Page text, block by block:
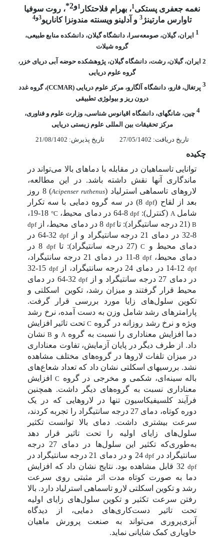
نغمه جعفری پستکی1، بهرام فلاحتکار 1و2
*، روت سوفیا
تاوارس مارتینژ 3 و آدلینو ویسنته مندونزا کاناریو3و4
1 ایران، گیلان، صومعه‌سرا، دانشگاه گیلان، دانشکده منابع طبیعی،
گروه شیلات
2 ایران، گیلان، رشت، دانشگاه گیلان، پژوهشکده حوضه آبی دریای خزر،
گروه علوم دریایی
3 پرتغال، فارو، دانشگاه آلگارو، مرکز علوم دریایی (CCMAR)، گروه غدد
درون ریز و بیولوژی تطبیقی
4 چین، شانگهای، دانشگاه اقیانوس شناسی، وزارت علوم و فناوری،
مرکز تحقیقات بین المللی علوم زیستی دریایی
تاریخ دریافت: 27/05/1402
تاریخ پذیرش: 21/08/1402
چکیده
توانایی تاسماهیان در مقابله با دماهای بالا می‌تواند در
ماندگاری آنها نقش داشته باشد. در این مطالعه،
لاروهای تاسماهی استرلیاد (Acipenser ruthenus
) 8 روز
بعد از لقاح (dpf
8) در سه گروه دمایی با سه تکرار
شامل A (کنترل):dpf8-64 در دمای محیط، °C 18-19،
B
(21 درجه سانتیگراد): تا dpf 8 در دمای محیط، از dpf
8-32 در دمای 21 درجه سانتیگراد و از dpf
32-64 در
دمای محیط و
C
(27 درجه سانتیگراد): تاdpf
8 در
دمای محیط،dpf 8-11 در دمای 21 درجه سانتیگراد،
dpf 12-14 در دمای 24 درجه سانتیگراد، از dpf
15-32
در دمای 27 درجه سانتیگراد
و ازdpf
32-64 در دمای
محیط قرار گرفتند و میزان رشد، تکوین
اسکلتی و
تکوین سلول‌های زایا مورد بررسی قرار گرفت.
پارامترهای رشد شامل وزن به دست آمده، نرخ رشد
ویژه و نرخ رشد روزانه در گروه Cتحت تاثیر افزایش
دما افزایش معناداری را نسبت به گروه A و Bنشان
داد. از طرف دیگر در پایان آزمایش، تفاوت معناداری
در میزان تلفات لاروها در گروه‌های مختلف مشاهده
نشد. بررسی­های اسکلتی نشان داد که تعداد شعاع‌های
باله سینه‌ای، شکمی و مخرجی در گروه Cافزایش
معناداری نسبت به گروه‌های دیگر داشت. همچنین
فرآیند کلسیفیکاسیون تنها در لاروهایی که در یک
دوره کوتاه، دمای 27 درجه سانتیگراد را تجربه کردند،
سرعت بیشتری داشت. دمای بالا توانست تکثیر
سلول‌های زایای اولیه را تحت تاثیر قرار دهد
به‌طوری‌که تکثیر این سلول‌ها در دمای 27 درجه
سانتیگراد درdpf24 و در دمای 21 درجه سانتیگراد در
dpf
32 قابل مشاهده بود. نتایج نشان داد که افزایش
دما به صورت کوتاه مدت اثر مثبتی روی سرعت
رشد و تکوین اسکلتی لارو تاسماهی استرلیاد دارد. بالا
رفتن سرعت تکثیر و تکوین سلول‌های زایای اولیه
تحت تاثیر دست‌کاری‌های دمایی، از دیدگاه
آبزی‌پروری میتواند به صنعت پرورش ماهیان
خاویاری کمک شایانی نماید.